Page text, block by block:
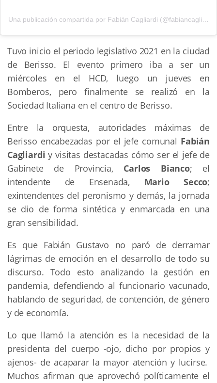
Una publicación compartida por Fabián Cagliardi (@fabiancagliardi)
Tuvo inicio el periodo legislativo 2021 en la ciudad
de Berisso. El evento primero iba a ser un
miércoles en el HCD, luego un jueves en
Bomberos, pero finalmente se realizó en la
Sociedad Italiana en el centro de Berisso.
Entre la orquesta, autoridades máximas de
Berisso encabezadas por el jefe comunal Fabián
Cagliardi y visitas destacadas cómo ser el jefe de
Gabinete de Provincia, Carlos Bianco; el
intendente de Ensenada, Mario Secco;
exintendentes del peronismo y demás, la jornada
se dio de forma sintética y enmarcada en una
gran sensibilidad.
Es que Fabián Gustavo no paró de derramar
lágrimas de emoción en el desarrollo de todo su
discurso. Todo esto analizando la gestión en
pandemia, defendiendo al funcionario vacunado,
hablando de seguridad, de contención, de género
y de economía.
Lo que llamó la atención es la necesidad de la
presidenta del cuerpo -ojo, dicho por propios y
ajenos- de acaparar la mayor atención y lucirse.
Muchos afirman que aprovechó políticamente el